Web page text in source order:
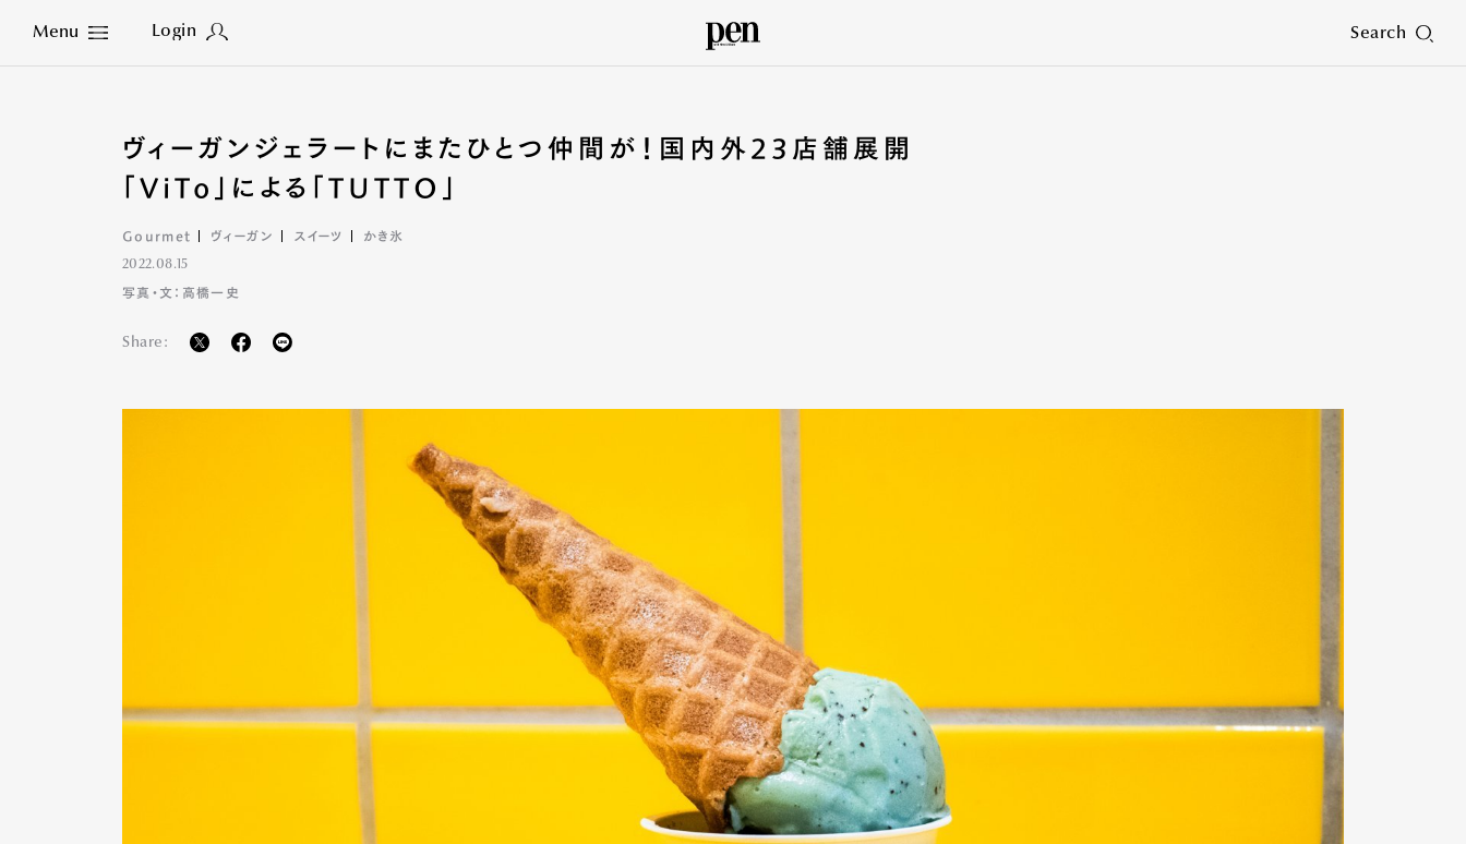
Menu Login Search
Close
ヴィーガンジェラートにまたひとつ仲間が！国内外23店舗展開
「ViTo」による「TUTTO」
Gourmet ヴィーガン スイーツ かき氷
2022.08.15
写真・文：高橋一史
Share: